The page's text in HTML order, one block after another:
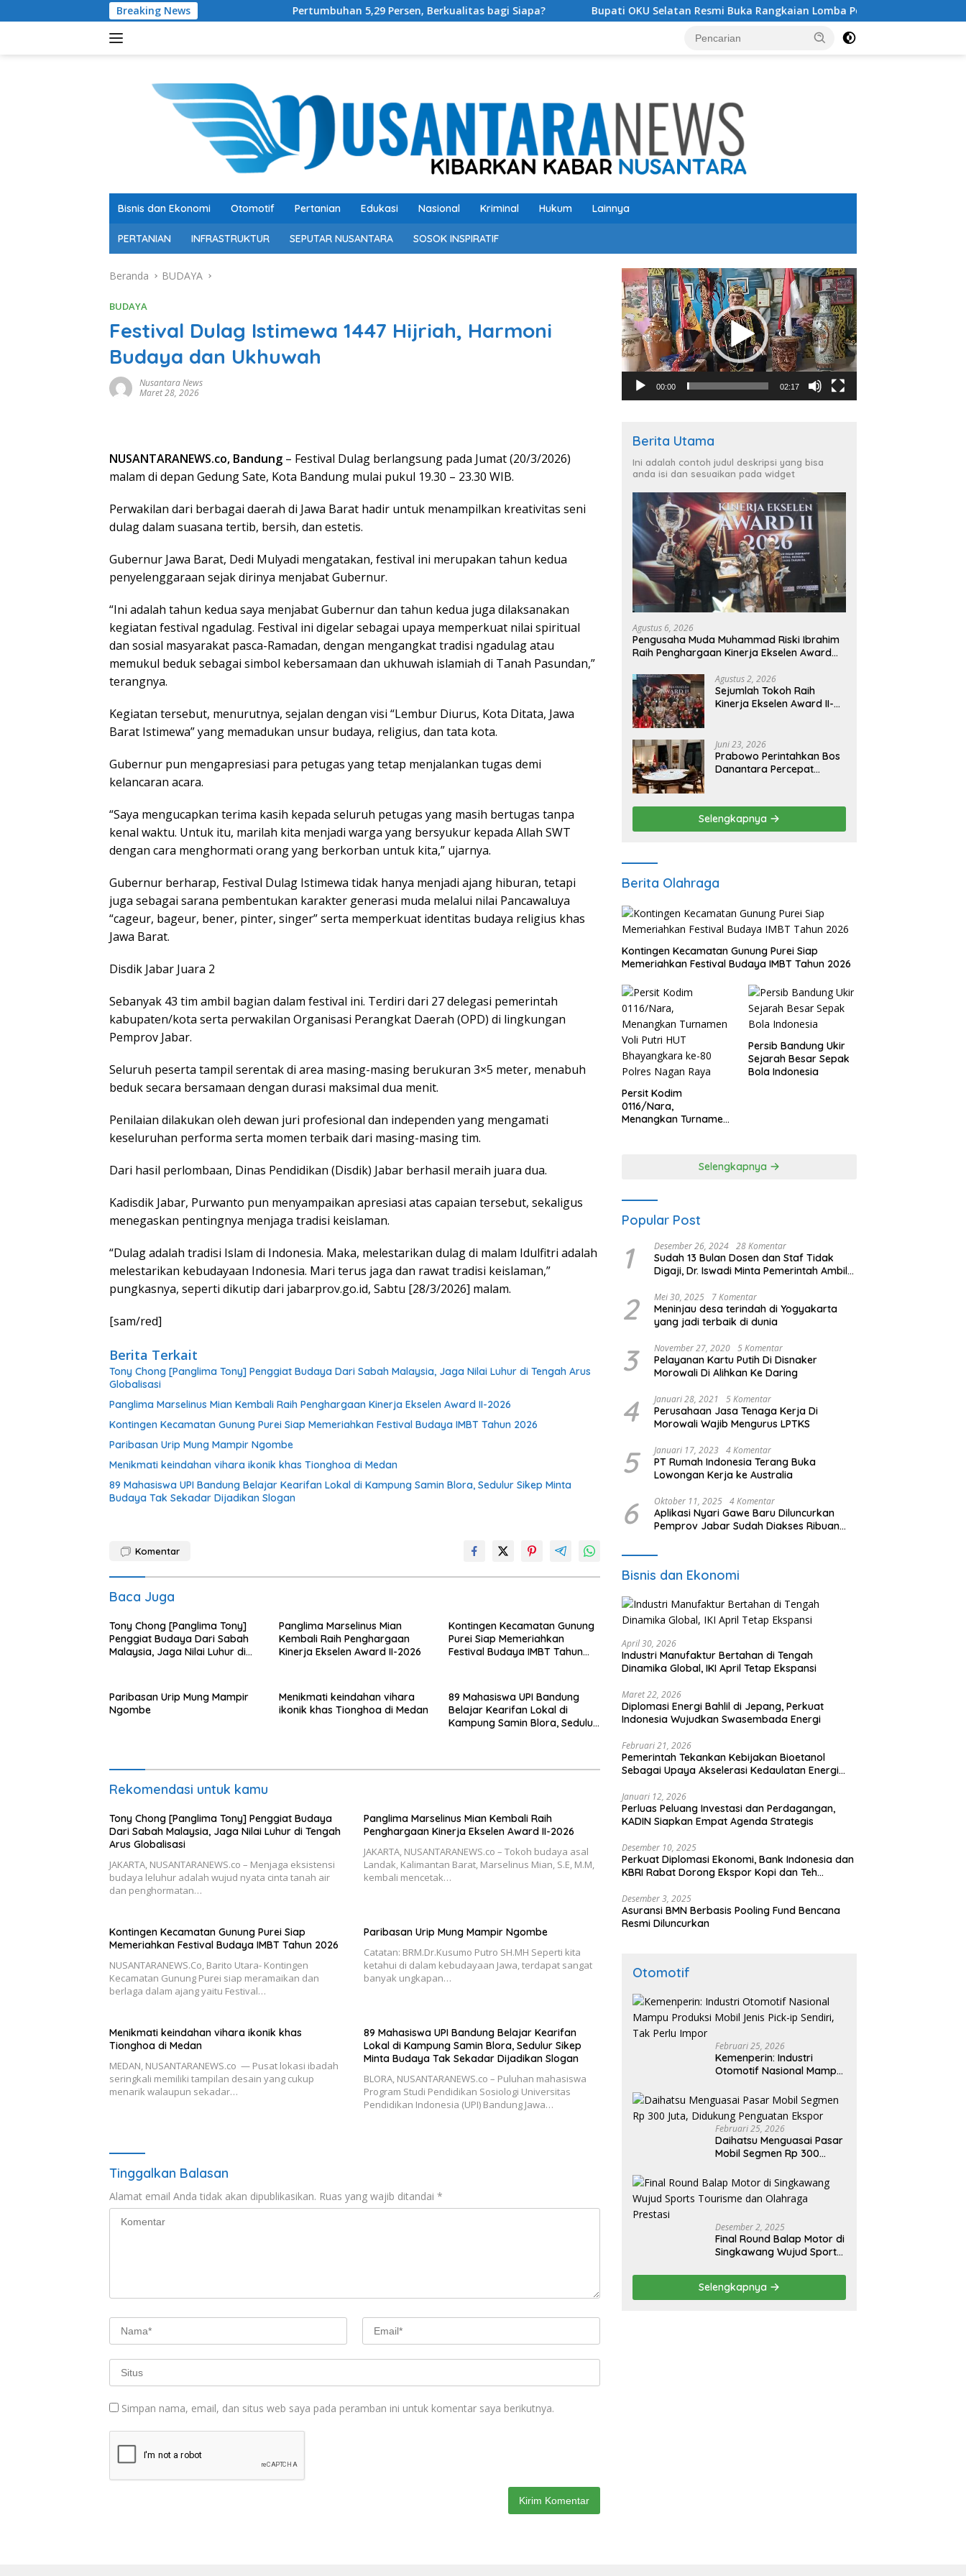
ke
Breaking News Pertumbuhan 5,29 Persen, Berkualitas bagi Siapa? Bupati OKU Selatan Resmi Buka Rangkaian Lomba Peringatan HUT RI ke-81 Tahun 2026
Bisnis dan Ekonomi Otomotif Pertanian Edukasi Nasional Kriminal Hukum Lainnya
PERTANIAN INFRASTRUKTUR SEPUTAR NUSANTARA SOSOK INSPIRATIF
Beranda BUDAYA
BUDAYA
Festival Dulag Istimewa 1447 Hijriah, Harmoni
Budaya dan Ukhuwah
Nusantara News
Maret 28, 2026
NUSANTARANEWS.co, Bandung – Festival Dulag berlangsung pada Jumat (20/3/2026)
malam di depan Gedung Sate, Kota Bandung mulai pukul 19.30 – 23.30 WIB.
Perwakilan dari berbagai daerah di Jawa Barat hadir untuk menampilkan kreativitas seni
dulag dalam suasana tertib, bersih, dan estetis.
Gubernur Jawa Barat, Dedi Mulyadi mengatakan, festival ini merupakan tahun kedua
penyelenggaraan sejak dirinya menjabat Gubernur.
“Ini adalah tahun kedua saya menjabat Gubernur dan tahun kedua juga dilaksanakan
kegiatan festival ngadulag. Festival ini digelar sebagai upaya memperkuat nilai spiritual
dan sosial masyarakat pasca-Ramadan, dengan mengangkat tradisi ngadulag atau
memukul beduk sebagai simbol kebersamaan dan ukhuwah islamiah di Tanah Pasundan,”
terangnya.
Kegiatan tersebut, menurutnya, sejalan dengan visi “Lembur Diurus, Kota Ditata, Jawa
Barat Istimewa” yang memadukan unsur budaya, religius, dan tata kota.
Gubernur pun mengapresiasi para petugas yang tetap menjalankan tugas demi
kelancaran acara.
“Saya mengucapkan terima kasih kepada seluruh petugas yang masih bertugas tanpa
kenal waktu. Untuk itu, marilah kita menjadi warga yang bersyukur kepada Allah SWT
dengan cara menghormati orang yang berkorban untuk kita,” ujarnya.
Gubernur berharap, Festival Dulag Istimewa tidak hanya menjadi ajang hiburan, tetapi
juga sebagai sarana pembentukan karakter generasi muda melalui nilai Pancawaluya
“cageur, bageur, bener, pinter, singer” serta memperkuat identitas budaya religius khas
Jawa Barat.
Disdik Jabar Juara 2
Sebanyak 43 tim ambil bagian dalam festival ini. Terdiri dari 27 delegasi pemerintah
kabupaten/kota serta perwakilan Organisasi Perangkat Daerah (OPD) di lingkungan
Pemprov Jabar.
Seluruh peserta tampil serentak di area masing-masing berukuran 3×5 meter, menabuh
beduk secara bersamaan dengan durasi maksimal dua menit.
Penilaian dilakukan oleh dewan juri profesional dan independen yang mengamati
keseluruhan performa serta momen terbaik dari masing-masing tim.
Dari hasil perlombaan, Dinas Pendidikan (Disdik) Jabar berhasil meraih juara dua.
Kadisdik Jabar, Purwanto pun menyampaikan apresiasi atas capaian tersebut, sekaligus
menegaskan pentingnya menjaga tradisi keislaman.
“Dulag adalah tradisi Islam di Indonesia. Maka, melestarikan dulag di malam Idulfitri adalah
melestarikan kebudayaan Indonesia. Mari terus jaga dan rawat tradisi keislaman,”
pungkasnya, seperti dikutip dari jabarprov.go.id, Sabtu [28/3/2026] malam.
[sam/red]
Berita Terkait
Tony Chong [Panglima Tony] Penggiat Budaya Dari Sabah Malaysia, Jaga Nilai Luhur di Tengah Arus
Globalisasi
Panglima Marselinus Mian Kembali Raih Penghargaan Kinerja Ekselen Award II-2026
Kontingen Kecamatan Gunung Purei Siap Memeriahkan Festival Budaya IMBT Tahun 2026
Paribasan Urip Mung Mampir Ngombe
Menikmati keindahan vihara ikonik khas Tionghoa di Medan
89 Mahasiswa UPI Bandung Belajar Kearifan Lokal di Kampung Samin Blora, Sedulur Sikep Minta
Budaya Tak Sekadar Dijadikan Slogan
Komentar
Baca Juga
Tony Chong [Panglima Tony]
Penggiat Budaya Dari Sabah
Malaysia, Jaga Nilai Luhur di
Panglima Marselinus Mian
Kembali Raih Penghargaan
Kinerja Ekselen Award II-2026
Kontingen Kecamatan Gunung
Purei Siap Memeriahkan
Festival Budaya IMBT Tahun
Paribasan Urip Mung Mampir
Ngombe
Menikmati keindahan vihara
ikonik khas Tionghoa di Medan
89 Mahasiswa UPI Bandung
Belajar Kearifan Lokal di
Kampung Samin Blora, Sedulur
Rekomendasi untuk kamu
Tony Chong [Panglima Tony] Penggiat Budaya
Dari Sabah Malaysia, Jaga Nilai Luhur di Tengah
Arus Globalisasi
JAKARTA, NUSANTARANEWS.co – Menjaga eksistensi
budaya leluhur adalah wujud nyata cinta tanah air
dan penghormatan…
Panglima Marselinus Mian Kembali Raih
Penghargaan Kinerja Ekselen Award II-2026
JAKARTA, NUSANTARANEWS.co – Tokoh budaya asal
Landak, Kalimantan Barat, Marselinus Mian, S.E, M.M,
kembali mencetak…
Kontingen Kecamatan Gunung Purei Siap
Memeriahkan Festival Budaya IMBT Tahun 2026
NUSANTARANEWS.Co, Barito Utara- Kontingen
Kecamatan Gunung Purei siap meramaikan dan
berlaga dalam ajang yaitu Festival…
Paribasan Urip Mung Mampir Ngombe
Catatan: BRM.Dr.Kusumo Putro SH.MH Seperti kita
ketahui di dalam kebudayaan Jawa, terdapat sangat
banyak ungkapan…
Menikmati keindahan vihara ikonik khas
Tionghoa di Medan
MEDAN, NUSANTARANEWS.co — Pusat lokasi ibadah
seringkali memiliki tampilan desain yang cukup
menarik walaupun sekadar…
89 Mahasiswa UPI Bandung Belajar Kearifan
Lokal di Kampung Samin Blora, Sedulur Sikep
Minta Budaya Tak Sekadar Dijadikan Slogan
‎BLORA, NUSANTARANEWS.co – Puluhan mahasiswa
Program Studi Pendidikan Sosiologi Universitas
Pendidikan Indonesia (UPI) Bandung Jawa…
Tinggalkan Balasan
Alamat email Anda tidak akan dipublikasikan. Ruas yang wajib ditandai *
Simpan nama, email, dan situs web saya pada peramban ini untuk komentar saya berikutnya.
Pemutar
Video
00:00 02:17
Berita Utama
Ini adalah contoh judul deskripsi yang bisa
anda isi dan sesuaikan pada widget
Agustus 6, 2026
Pengusaha Muda Muhammad Riski Ibrahim
Raih Penghargaan Kinerja Ekselen Award
Agustus 2, 2026
Sejumlah Tokoh Raih
Kinerja Ekselen Award II-
Juni 23, 2026
Prabowo Perintahkan Bos
Danantara Percepat
Ekonomi Baru
Selengkapnya
Berita Olahraga
Kontingen Kecamatan Gunung Purei Siap
Memeriahkan Festival Budaya IMBT Tahun 2026
Persit Kodim
0116/Nara,
Menangkan Turnamen
Persib Bandung Ukir
Sejarah Besar Sepak
Bola Indonesia
Selengkapnya
Popular Post
1 Desember 26, 2024 28 Komentar
Sudah 13 Bulan Dosen dan Staf Tidak
Digaji, Dr. Iswadi Minta Pemerintah Ambil
2 Mei 30, 2025 7 Komentar
Meninjau desa terindah di Yogyakarta
yang jadi terbaik di dunia
3 November 27, 2020 5 Komentar
Pelayanan Kartu Putih Di Disnaker
Morowali Di Alihkan Ke Daring
4 Januari 28, 2021 5 Komentar
Perusahaan Jasa Tenaga Kerja Di
Morowali Wajib Mengurus LPTKS
5 Januari 17, 2023 4 Komentar
PT Rumah Indonesia Terang Buka
Lowongan Kerja ke Australia
6 Oktober 11, 2025 4 Komentar
Aplikasi Nyari Gawe Baru Diluncurkan
Pemprov Jabar Sudah Diakses Ribuan
Bisnis dan Ekonomi
April 30, 2026
Industri Manufaktur Bertahan di Tengah
Dinamika Global, IKI April Tetap Ekspansi
Maret 22, 2026
Diplomasi Energi Bahlil di Jepang, Perkuat
Indonesia Wujudkan Swasembada Energi
Februari 21, 2026
Pemerintah Tekankan Kebijakan Bioetanol
Sebagai Upaya Akselerasi Kedaulatan Energi
Januari 12, 2026
Perluas Peluang Investasi dan Perdagangan,
KADIN Siapkan Empat Agenda Strategis
Desember 10, 2025
Perkuat Diplomasi Ekonomi, Bank Indonesia dan
KBRI Rabat Dorong Ekspor Kopi dan Teh
Desember 3, 2025
Asuransi BMN Berbasis Pooling Fund Bencana
Resmi Diluncurkan
Otomotif
Februari 25, 2026
Kemenperin: Industri
Otomotif Nasional Mampu
ip Sendiri, Tak Perlu Impor
Februari 25, 2026
Daihatsu Menguasai Pasar
Mobil Segmen Rp 300
Ekspor
Desember 2, 2025
Final Round Balap Motor di
Singkawang Wujud Sports
Prestasi
Selengkapnya